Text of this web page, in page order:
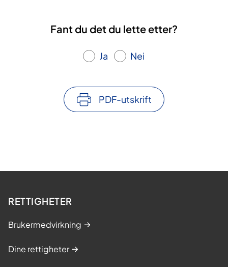
Fant du det du lette etter?
Ja Nei
PDF-utskrift
RETTIGHETER
Brukermedvirkning
Dine rettigheter